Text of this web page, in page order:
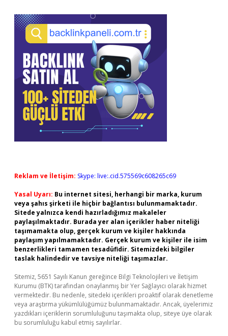
Reklam ve İletişim: Skype: live:.cid.575569c608265c69
Yasal Uyarı: Bu internet sitesi, herhangi bir marka, kurum
veya şahıs şirketi ile hiçbir bağlantısı bulunmamaktadır.
Sitede yalnızca kendi hazırladığımız makaleler
paylaşılmaktadır. Burada yer alan içerikler haber niteliği
taşımamakta olup, gerçek kurum ve kişiler hakkında
paylaşım yapılmamaktadır. Gerçek kurum ve kişiler ile isim
benzerlikleri tamamen tesadüfidir. Sitemizdeki bilgiler
taslak halindedir ve tavsiye niteliği taşımazlar.
Sitemiz, 5651 Sayılı Kanun gereğince Bilgi Teknolojileri ve İletişim
Kurumu (BTK) tarafından onaylanmış bir Yer Sağlayıcı olarak hizmet
vermektedir. Bu nedenle, sitedeki içerikleri proaktif olarak denetleme
veya araştırma yükümlülüğümüz bulunmamaktadır. Ancak, üyelerimiz
yazdıkları içeriklerin sorumluluğunu taşımakta olup, siteye üye olarak
bu sorumluluğu kabul etmiş sayılırlar.